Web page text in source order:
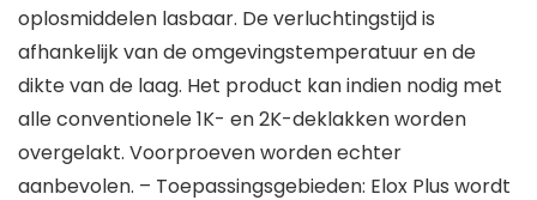
oplosmiddelen lasbaar. De verluchtingstijd is
afhankelijk van de omgevingstemperatuur en de
dikte van de laag. Het product kan indien nodig met
alle conventionele 1K- en 2K-deklakken worden
overgelakt. Voorproeven worden echter
aanbevolen. – Toepassingsgebieden: Elox Plus wordt